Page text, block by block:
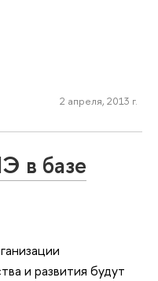
2 апреля, 2013 г.
в базе
и развития будут